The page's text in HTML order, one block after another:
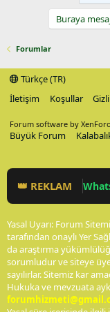
Buraya
Forumlar
Türkçe (TR)
İletişim
Koşullar
Forum software by
Büyük Forum
👑 REKLAM
Yasal Uyarı: Forum
tarafından onaylı Yer
da araştırma
sorumludur ve siteye
sayılırlar. Sitemiz kar
Hukuka ve mevzuata